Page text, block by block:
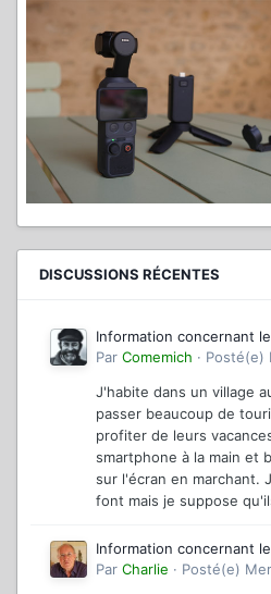
DISCUSSIONS RÉCENTES
Information concernant
Par Comemich · Posté(e)
J'habite dans un village
passer beaucoup de
profiter de leurs
smartphone à la main et
sur l'écran en marchant.
font mais je suppose
Information concernant
Par Charlie · Posté(e)